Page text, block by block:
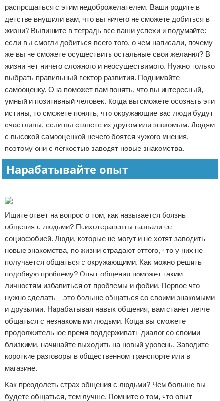
распрощаться с этим недоброжелателем. Ваши родите в
детстве внушили вам, что вы ничего не сможете добиться в
жизни? Выпишите в тетрадь все ваши успехи и подумайте:
если вы смогли добиться всего того, о чем написали, почему
же вы не сможете осуществить остальные свои желания? В
жизни нет ничего сложного и неосуществимого. Нужно только
выбрать правильный вектор развития. Поднимайте
самооценку. Она поможет вам понять, что вы интересный,
умный и позитивный человек. Когда вы сможете осознать эти
истины, то сможете понять, что окружающие вас люди будут
счастливы, если вы станете их другом или знакомым. Людям
с высокой самооценкой нечего боятся чужого мнения,
поэтому они с легкостью заводят новые знакомства.
Нарабатывайте опыт
Ищите ответ на вопрос о том, как называется боязнь
общения с людьми? Психотерапевты назвали ее
социофобией. Люди, которые не могут и не хотят заводить
новые знакомства, по жизни страдают оттого, что у них не
получается общаться с окружающими. Как можно решить
подобную проблему? Опыт общения поможет таким
личностям избавиться от проблемы и фобии. Первое что
нужно сделать – это больше общаться со своими знакомыми
и друзьями. Нарабатывая навык общения, вам станет легче
общаться с незнакомыми людьми. Когда вы сможете
продолжительное время поддерживать диалог со своими
близкими, начинайте выходить на новый уровень. Заводите
короткие разговоры в общественном транспорте или в
магазине.
Как преодолеть страх общения с людьми? Чем больше вы
будете общаться, тем лучше. Помните о том, что опыт